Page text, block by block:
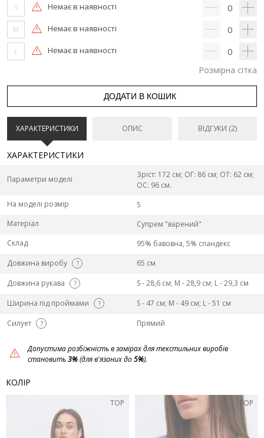
S Немає в наявності 0
M Немає в наявності 0
L Немає в наявності 0
Розмірна сітка
ДОДАТИ В КОШИК
ХАРАКТЕРИСТИКИ ОПИС ВІДГУКИ (2)
ХАРАКТЕРИСТИКИ
Параметри моделі
Зріст: 172 см; ОГ: 86 см; ОТ: 62 см;
ОС: 96 см.
На моделі розмір
S
Матеріал
Супрем "варений"
Склад
95% бавовна, 5% спандекс
Довжина виробу
?
65 см
Довжина рукава
?
S - 28,6 см; M - 28,9 см; L - 29,3 см
Ширина під проймами
?
S - 47 см; M - 49 см; L - 51 см
Силует
? Прямий
Допустима розбіжність в замірах для текстильних виробів
становить3%(для в'язаних до5%).
КОЛІР
TOP TOP